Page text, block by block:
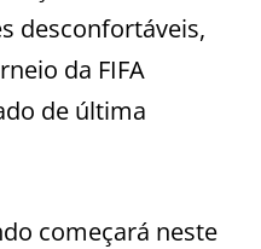
desconfortáveis,
da FIFA
de última
começará neste